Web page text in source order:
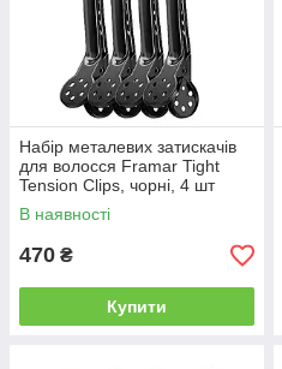
Набір металевих затискачів
для волосся Framar Tight
Tension Clips, чорні, 4 шт
(91022)
В наявності
470 ₴
Купити